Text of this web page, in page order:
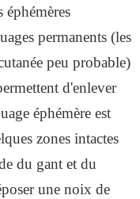
éphémères
permanents (les
peu probable)
d'enlever
éphémère est
zones intactes
du gant et du
une noix de